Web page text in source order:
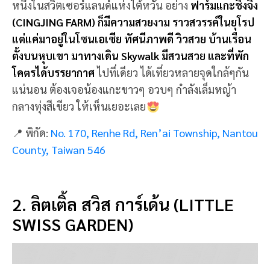
แต่แค่มาอยู่ในโซนเอเซีย ทัศนีภาพดี วิวสวย บ้านเรือน
ตั้งบนหุบเขา มาทางเดิน Skywalk มีสวนสวย และที่พัก
โคตรได้บรรยากาศไปที่เดียว ได้เที่ยวหลายจุดใกล้ๆกัน
แน่นอน ต้องเจอน้องแกะขาวๆ อวบๆ กำลังเล็มหญ้า
กลางทุ่งสีเขียว ให้เห็นเยอะเลย
📍 พิกัด:No. 170, Renhe Rd, Ren’ai Township, Nantou
County, Taiwan 546
SWISS GARDEN)